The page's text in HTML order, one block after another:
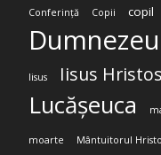
Conferință Copii copil
Dumnezeu
Iisus Iisus Hristos
Lucășeuca
moarte Mântuitorul